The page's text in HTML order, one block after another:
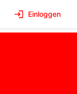
Einloggen